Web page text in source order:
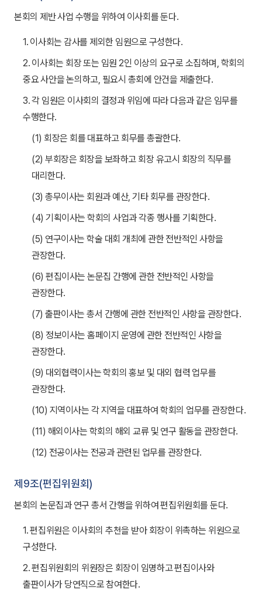
본회의 제반 사업 수행을 위하여 이사회를 둔다.
1. 이사회는 감사를 제외한 임원으로 구성한다.
2. 이사회는 회장 또는 임원 2인 이상의 요구로 소집하며, 학회의
중요 사안을 논의하고, 필요시 총회에 안건을 제출한다.
3. 각 임원은 이사회의 결정과 위임에 따라 다음과 같은 임무를
수행한다.
(1) 회장은 회를 대표하고 회무를 총괄한다.
(2) 부회장은 회장을 보좌하고 회장 유고시 회장의 직무를
대리한다.
(3) 총무이사는 회원과 예산, 기타 회무를 관장한다.
(4) 기획이사는 학회의 사업과 각종 행사를 기획한다.
(5) 연구이사는 학술 대회 개최에 관한 전반적인 사항을
관장한다.
(6) 편집이사는 논문집 간행에 관한 전반적인 사항을
관장한다.
(7) 출판이사는 총서 간행에 관한 전반적인 사항을 관장한다.
(8) 정보이사는 홈페이지 운영에 관한 전반적인 사항을
관장한다.
(9) 대외협력이사는 학회의 홍보 및 대외 협력 업무를
관장한다.
(10) 지역이사는 각 지역을 대표하여 학회의 업무를 관장한다.
(11) 해외이사는 학회의 해외 교류 및 연구 활동을 관장한다.
(12) 전공이사는 전공과 관련된 업무를 관장한다.
제9조(편집위원회)
본회의 논문집과 연구 총서 간행을 위하여 편집위원회를 둔다.
1. 편집위원은 이사회의 추천을 받아 회장이 위촉하는 위원으로
구성한다.
2. 편집위원회의 위원장은 회장이 임명하고 편집이사와
출판이사가 당연직으로 참여한다.